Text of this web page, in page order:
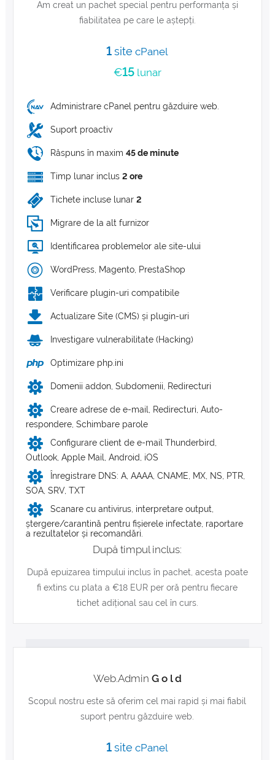
Am creat un pachet special pentru performanța și
fiabilitatea pe care le aștepți.
1 site cPanel
€15lunar
Administrare cPanel pentru găzduire web.
Suport proactiv
Răspuns în maxim 45 de minute
Timp lunar inclus 2 ore
Tichete incluse lunar 2
Migrare de la alt furnizor
Identificarea problemelor ale site-ului
WordPress, Magento, PrestaShop
Verificare plugin-uri compatibile
Actualizare Site (CMS) și plugin-uri
Investigare vulnerabilitate (Hacking)
Optimizare php.ini
Domenii addon, Subdomenii, Redirecturi
Creare adrese de e-mail, Redirecturi, Auto-
respondere, Schimbare parole
Configurare client de e-mail Thunderbird,
Outlook, Apple Mail, Android, iOS
Înregistrare DNS: A, AAAA, CNAME, MX, NS, PTR,
SOA, SRV, TXT
Scanare cu antivirus, interpretare output,
ștergere/carantină pentru fișierele infectate, raportare
a rezultatelor și recomandări.
După timpul inclus:
După epuizarea timpului inclus în pachet, acesta poate
fi extins cu plata a €18 EUR per oră pentru fiecare
tichet adițional sau cel în curs.
Web.Admin G o l d
Scopul nostru este să oferim cel mai rapid și mai fiabil
suport pentru găzduire web.
1 site cPanel